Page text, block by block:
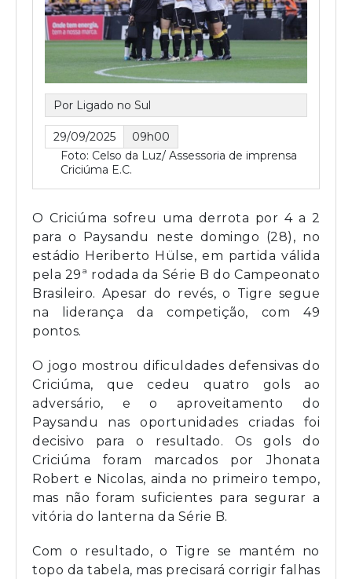
Por Ligado no Sul
29/09/2025
09h00
Foto: Celso da Luz/ Assessoria de imprensa
Criciúma E.C.
O Criciúma sofreu uma derrota por 4 a 2
para o Paysandu neste domingo (28), no
estádio Heriberto Hülse, em partida válida
pela 29ª rodada da Série B do Campeonato
Brasileiro. Apesar do revés, o Tigre segue
na liderança da competição, com 49
pontos.
O jogo mostrou dificuldades defensivas do
Criciúma, que cedeu quatro gols ao
adversário, e o aproveitamento do
Paysandu nas oportunidades criadas foi
decisivo para o resultado. Os gols do
Criciúma foram marcados por Jhonata
Robert e Nicolas, ainda no primeiro tempo,
mas não foram suficientes para segurar a
vitória do lanterna da Série B.
Com o resultado, o Tigre se mantém no
topo da tabela, mas precisará corrigir falhas